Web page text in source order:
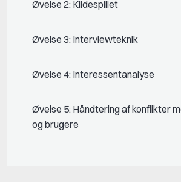
Øvelse 2: Kildespillet
Øvelse 3: Interviewteknik
Øvelse 4: Interessentanalyse
Øvelse 5: Håndtering af konflikter
og brugere